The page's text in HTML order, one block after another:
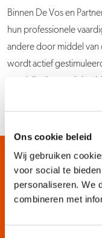
Ons cookie beleid
Wij gebruiken
voor social te
personaliseren. We
combineren met
Binnen De Vos en
hun professionele
andere door middel van
wordt actief
Vos